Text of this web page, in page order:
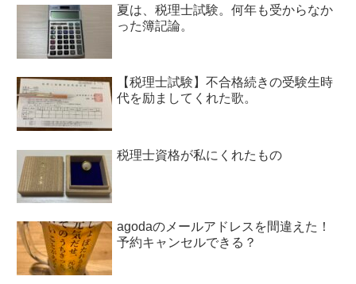
夏は、税理士試験。何年も受からなか
った簿記論。
【税理士試験】不合格続きの受験生時
代を励ましてくれた歌。
税理士資格が私にくれたもの
agodaのメールアドレスを間違えた！
予約キャンセルできる？